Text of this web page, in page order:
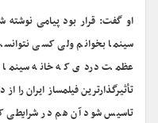
او گفت: قرار بود پیامی
سینما بخوانم ولی کسی
عظمت دردی که خانه سینما
تأثیرگذارترین فیلمساز ایران
تاسیس شود آن هم در شرایطی